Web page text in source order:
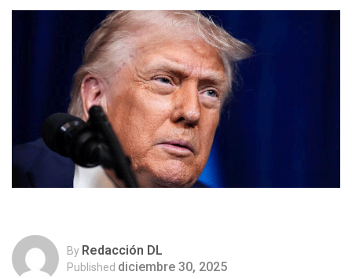
By Redacción DL
Published diciembre 30, 2025